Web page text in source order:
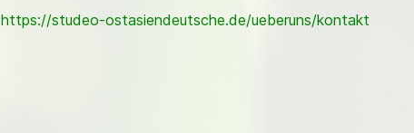
https://studeo-ostasiendeutsche.de/ueberuns/kontakt